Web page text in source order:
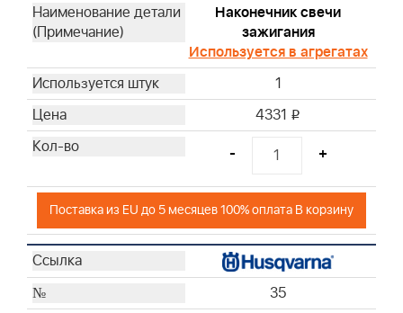
Наконечник свечи
зажигания
Используется в агрегатах
1
4331 i
- +
Поставка из EU до 5 месяцев 100% оплата В корзину
35